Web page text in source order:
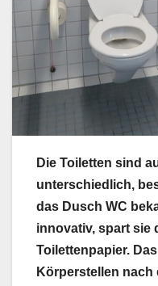
Die Toiletten sind
unterschiedlich,
das Dusch WC
innovativ, spart sie
Toilettenpapier.
Körperstellen nach